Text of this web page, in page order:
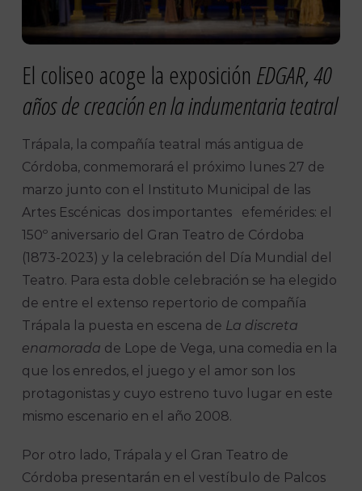
El coliseo acoge la exposición EDGAR, 40
años de creación en la indumentaria teatral
Trápala, la compañía teatral más antigua de
Córdoba, conmemorará el próximo lunes 27 de
marzo junto con el Instituto Municipal de las
Artes Escénicas dos importantes efemérides: el
150º aniversario del Gran Teatro de Córdoba
(1873-2023) y la celebración del Día Mundial del
Teatro. Para esta doble celebración se ha elegido
de entre el extenso repertorio de compañía
Trápala la puesta en escena de La discreta
enamorada de Lope de Vega, una comedia en la
que los enredos, el juego y el amor son los
protagonistas y cuyo estreno tuvo lugar en este
mismo escenario en el año 2008.
Por otro lado, Trápala y el Gran Teatro de
Córdoba presentarán en el vestíbulo de Palcos